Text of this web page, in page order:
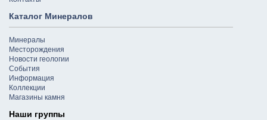
Каталог Минералов
Минералы
Месторождения
Новости геологии
События
Информация
Коллекции
Магазины камня
Наши группы